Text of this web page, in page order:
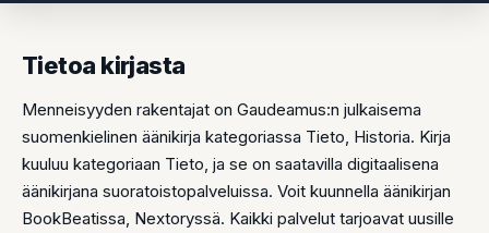
Tietoa kirjasta
Menneisyyden rakentajat on Gaudeamus:n julkaisema
suomenkielinen äänikirja kategoriassa Tieto, Historia. Kirja
kuuluu kategoriaan Tieto, ja se on saatavilla digitaalisena
äänikirjana suoratoistopalveluissa. Voit kuunnella äänikirjan
BookBeatissa, Nextoryssä. Kaikki palvelut tarjoavat uusille